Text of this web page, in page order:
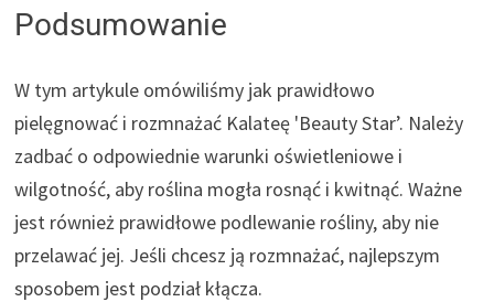
Podsumowanie
W tym artykule omówiliśmy jak prawidłowo
pielęgnować i rozmnażać Kalateę 'Beauty Star’. Należy
zadbać o odpowiednie warunki oświetleniowe i
wilgotność, aby roślina mogła rosnąć i kwitnąć. Ważne
jest również prawidłowe podlewanie rośliny, aby nie
przelawać jej. Jeśli chcesz ją rozmnażać, najlepszym
sposobem jest podział kłącza.